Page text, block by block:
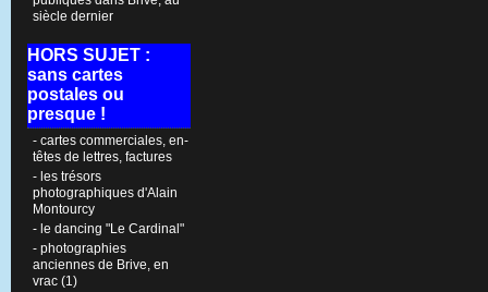
siècle dernier
HORS SUJET :
sans cartes
postales ou
presque !
- cartes commerciales, en-
têtes de lettres, factures
- les trésors
photographiques d'Alain
Montourcy
- le dancing "Le Cardinal"
- photographies
anciennes de Brive, en
vrac (1)